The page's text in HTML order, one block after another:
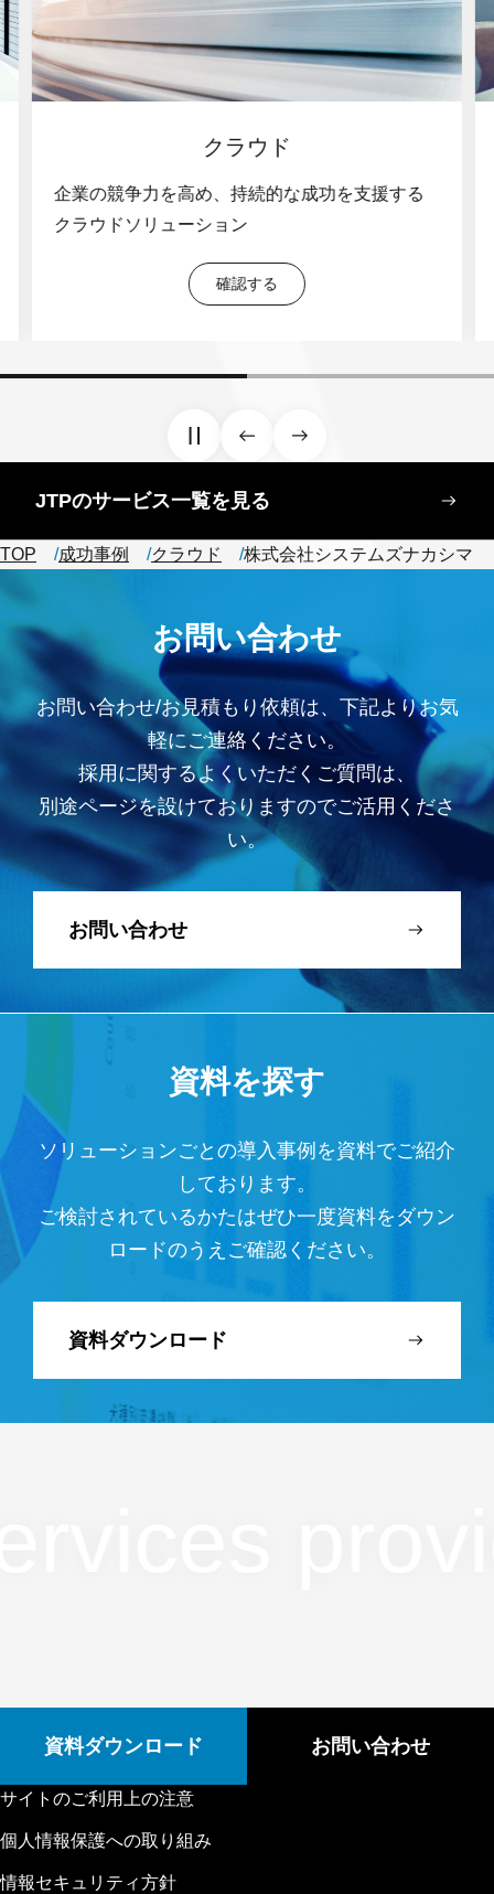
テクニカルサポート
お客様の業種や業態に合わせたフレキシビリテ
ィの高いサービスを提供
確認する
JTPのサービス一覧を見る
TOP 成功事例 クラウド 株式会社システムズナカシマ
お問い合わせ
お問い合わせ/お見積もり依頼は、下記よりお気
軽にご連絡ください。
採用に関するよくいただくご質問は、
別途ページを設けておりますのでご活用くださ
い。
お問い合わせ
資料を探す
ソリューションごとの導入事例を資料でご紹介
しております。
ご検討されているかたはぜひ一度資料をダウン
ロードのうえご確認ください。
資料ダウンロード
資料ダウンロード お問い合わせ
サイトのご利用上の注意
個人情報保護への取り組み
情報セキュリティ方針